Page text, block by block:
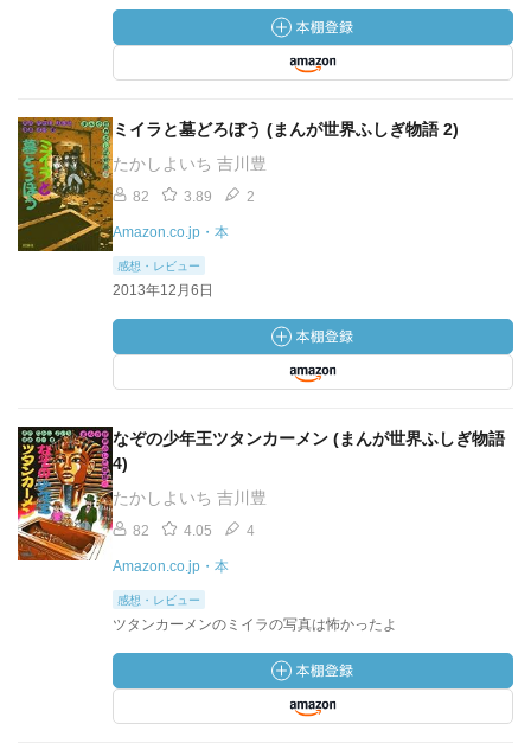
ミイラと墓どろぼう (まんが世界ふしぎ物語 2)
たかしよいち 吉川豊
82 3.89 2
Amazon.co.jp・本
感想・レビュー
2013年12月6日
なぞの少年王ツタンカーメン (まんが世界ふしぎ物語
4)
たかしよいち 吉川豊
82 4.05 4
Amazon.co.jp・本
感想・レビュー
ツタンカーメンのミイラの写真は怖かったよ